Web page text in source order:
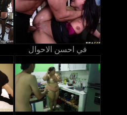
في احسن الاحوال